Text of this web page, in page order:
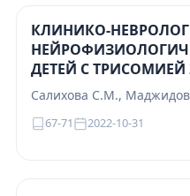
КЛИНИКО-
ДЕТЕЙ С
Cалихова С.М.,
67-71 2022-10-31